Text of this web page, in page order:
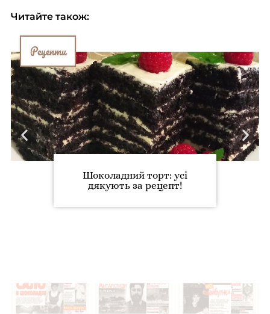
Читайте також:
Рецепти
Шоколадний торт: усі
дякують за рецепт!